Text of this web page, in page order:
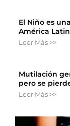
El Niño es
América
Leer Más >>
Mutilación
pero se
Leer Más >>